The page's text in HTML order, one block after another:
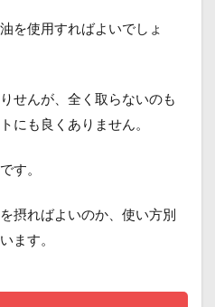
を使用すればよいでしょ
せんが、全く取らないのも
にも良くありません。
す。
摂ればよいのか、使い方別
ます。